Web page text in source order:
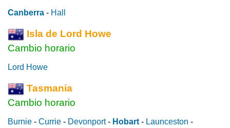
Canberra - Hall
Isla de Lord Howe
Cambio horario
Lord Howe
Tasmania
Cambio horario
Burnie - Currie - Devonport- Hobart - Launceston -